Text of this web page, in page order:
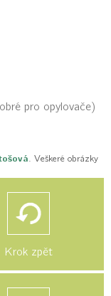
pro opylovače)
. Veškeré obrázky
Krok zpět